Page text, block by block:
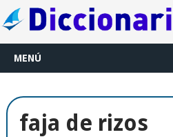
MENÚ
faja de rizos